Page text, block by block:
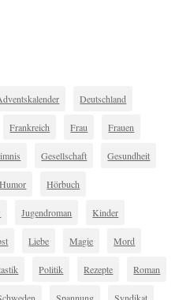
Deutschland
Frankreich Frau Frauen
Gesellschaft Gesundheit
Humor Hörbuch
Jugendroman Kinder
Liebe Magie Mord
Politik Rezepte Roman
Spannung Syndikat